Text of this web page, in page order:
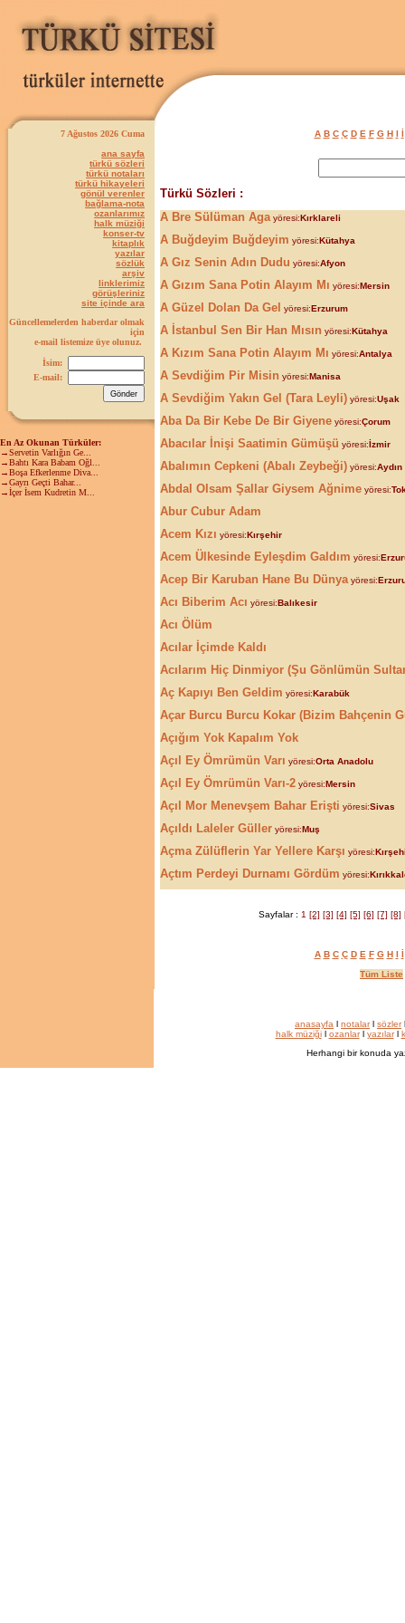
7 Ağustos 2026 Cuma
ana sayfa
türkü sözleri
türkü notaları
türkü hikayeleri
gönül verenler
bağlama-nota
ozanlarımız
halk müziği
konser-tv
kitaplık
yazılar
sözlük
arşiv
linklerimiz
görüşleriniz
site içinde ara
Güncellemelerden haberdar olmak
için
e-mail listemize üye olunuz.
İsim:
E-mail:
En Az Okunan Türküler:
→Servetin Varlığın Ge...
→Bahtı Kara Babam Oğl...
→Boşa Efkerlenme Diva...
→Gayrı Geçti Bahar...
→İçer İsem Kudretin M...
A B C Ç D E F G H I İ
Türkü Sözleri :
A Bre Sülüman Aga yöresi:Kırklareli
A Buğdeyim Buğdeyim yöresi:Kütahya
A Gız Senin Adın Dudu yöresi:Afyon
A Gızım Sana Potin Alayım Mı yöresi:Mersin
A Güzel Dolan Da Gel yöresi:Erzurum
A İstanbul Sen Bir Han Mısın yöresi:Kütahya
A Kızım Sana Potin Alayım Mı yöresi:Antalya
A Sevdiğim Pir Misin yöresi:Manisa
A Sevdiğim Yakın Gel (Tara Leyli) yöresi:Uşak
Aba Da Bir Kebe De Bir Giyene yöresi:Çorum
Abacılar İnişi Saatimin Gümüşü yöresi:İzmir
Abalımın Cepkeni (Abalı Zeybeği) yöresi:Aydın
Abdal Olsam Şallar Giysem Ağnime yöresi:
Abur Cubur Adam
Acem Kızı yöresi:Kırşehir
Acem Ülkesinde Eyleşdim Galdım yöresi:
Acep Bir Karuban Hane Bu Dünya yöresi:
Acı Biberim Acı yöresi:Balıkesir
Acı Ölüm
Acılar İçimde Kaldı
Acılarım Hiç Dinmiyor (Şu Gönlümün
Aç Kapıyı Ben Geldim yöresi:Karabük
Açar Burcu Burcu Kokar (Bizim Bahçenin
Açığım Yok Kapalım Yok
Açıl Ey Ömrümün Varı yöresi:Orta Anadolu
Açıl Ey Ömrümün Varı-2 yöresi:Mersin
Açıl Mor Menevşem Bahar Erişti yöresi:Sivas
Açıldı Laleler Güller yöresi:Muş
Açma Zülüflerin Yar Yellere Karşı yöresi:
Açtım Perdeyi Durnamı Gördüm yöresi:
Sayfalar : 1 [2] [3] [4] [5] [6] [7] [8]
A B C Ç D E F G H I İ
Tüm Liste
anasayfa l notalarl sözler
halk müziğil ozanlarl yazılarl
Herhangi bir konuda